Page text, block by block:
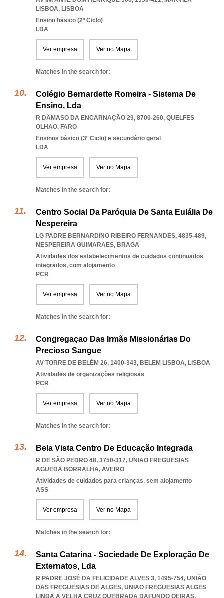
LISBOA, LISBOA
Ensino básico (2º Ciclo)
LDA
Ver empresa Ver no Mapa
Matches in the search for:
Colégio Bernardette Romeira - Sistema De
Ensino, Lda
R DÂMASO DA ENCARNAÇÃO 29, 8700-260, QUELFES
OLHAO, FARO
Ensinos básico (3º Ciclo) e secundário geral
LDA
Ver empresa Ver no Mapa
Matches in the search for:
Centro Social Da Paróquia De Santa Eulália De
Nespereira
LG PADRE BERNARDINO RIBEIRO FERNANDES, 4835-489,
NESPEREIRA GUIMARAES, BRAGA
Atividades dos estabelecimentos de cuidados continuados
integrados, com alojamento
PCR
Ver empresa Ver no Mapa
Matches in the search for:
Congregaçao Das Irmãs Missionárias Do
Precioso Sangue
AV TORRE DE BELÉM 26, 1400-343, BELEM LISBOA, LISBOA
Atividades de organizações religiosas
PCR
Ver empresa Ver no Mapa
Matches in the search for:
Bela Vista Centro De Educação Integrada
R DE SÃO PEDRO 48, 3750-317, UNIAO FREGUESIAS
AGUEDA BORRALHA, AVEIRO
Atividades de cuidados para crianças, sem alojamento
ASS
Ver empresa Ver no Mapa
Matches in the search for:
Santa Catarina - Sociedade De Exploração De
Externatos, Lda
R PADRE JOSÉ DA FELICIDADE ALVES 3, 1495-754, UNIÃO
DAS FREGUESIAS DE ALGES, UNIAO FREGUESIAS ALGES
LINDA A VELHA CRUZ QUEBRADA DAFUNDO OEIRAS,